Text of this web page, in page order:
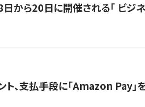
日から20日に開催される「 ビ
、支払手段に「Amazon Pay」